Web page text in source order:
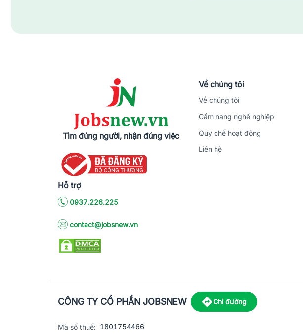
Tìm đúng người, nhận đúng việc
Hỗ trợ
0937.226.225
contact@jobsnew.vn
Về chúng tôi
Về chúng tôi
Cẩm nang nghề nghiệp
Quy chế hoạt động
Liên hệ
CÔNG TY CỔ PHẦN JOBSNEW Chỉ đường
Mã số thuế: 1801754466